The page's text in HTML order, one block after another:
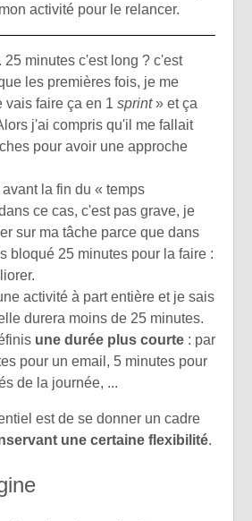
activité pour le relancer.
. 25 minutes c'est long ? c'est
les premières fois, je me
vais faire ça en 1 sprint» et ça
j'ai compris qu'il me fallait
pour avoir une approche
la fin du « temps
ce cas, c'est pas grave, je
sur ma tâche parce que dans
bloqué 25 minutes pour la faire :
activité à part entière et je sais
durera moins de 25 minutes.
une durée plus courte : par
pour un email, 5 minutes pour
de la journée, ...
est de se donner un cadre
une certaine flexibilité.